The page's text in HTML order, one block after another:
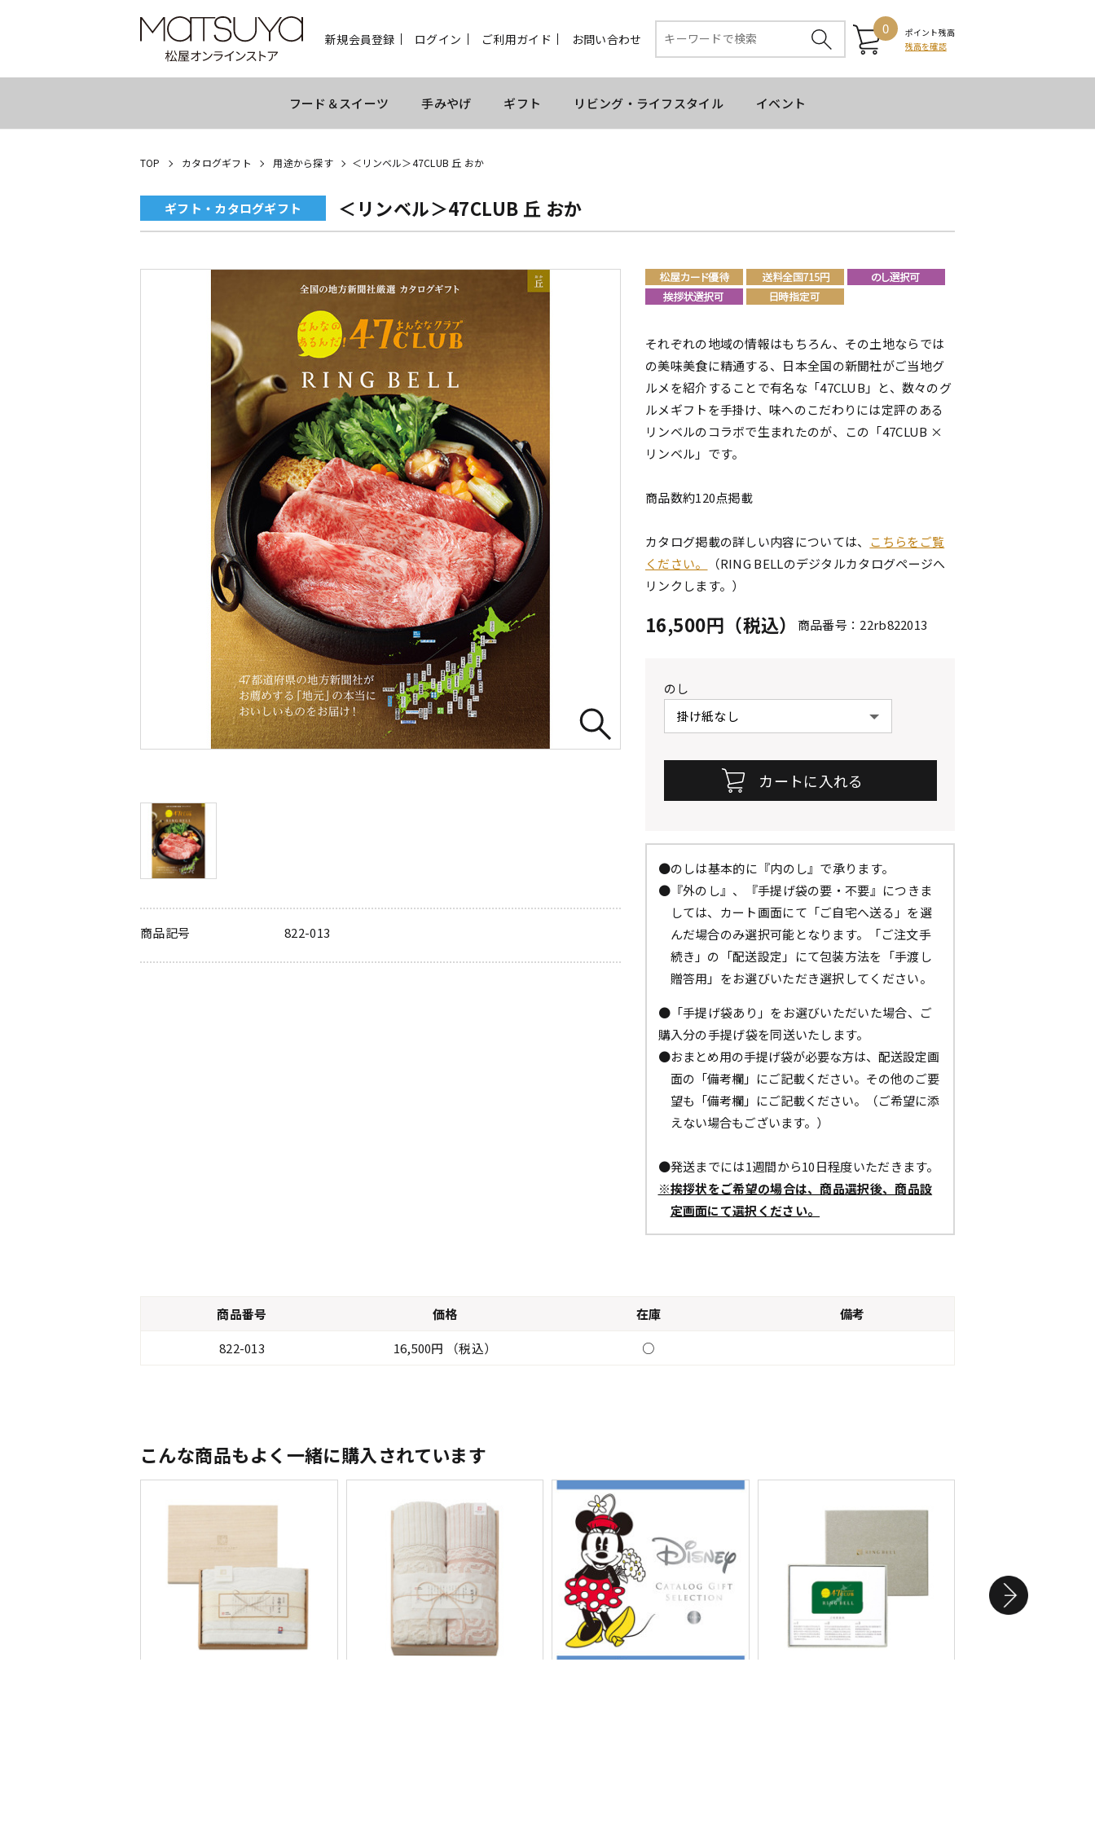
新規会員登録 ログイン ご利用ガイド お問い合わせ
0
ポイント残高
残高を確認
フード＆スイーツ 手みやげ ギフト リビング・ライフスタイル イベント
TOP カタログギフト 用途から探す ＜リンベル＞47CLUB 丘 おか
ギフト・カタログギフト ＜リンベル＞47CLUB 丘 おか
商品記号 822-013
それぞれの地域の情報はもちろん、その土地ならでは
の美味美食に精通する、日本全国の新聞社がご当地グ
ルメを紹介することで有名な「47CLUB」と、数々のグ
ルメギフトを手掛け、味へのこだわりには定評のある
リンベルのコラボで生まれたのが、この「47CLUB ×
リンベル」です。
商品数約120点掲載
カタログ掲載の詳しい内容については、 こちらをご覧
ください。
（RING BELLのデジタルカタログページへ
リンクします。）
16,500円（税込） 商品番号：22rb822013
のし
●のしは基本的に『内のし』で承ります。
●『外のし』、『手提げ袋の要・不要』につきま
しては、カート画面にて「ご自宅へ送る」を選
んだ場合のみ選択可能となります。「ご注文手
続き」の「配送設定」にて包装方法を「手渡し
贈答用」をお選びいただき選択してください。
●「手提げ袋あり」をお選びいただいた場合、ご
購入分の手提げ袋を同送いたします。
●おまとめ用の手提げ袋が必要な方は、配送設定画
面の「備考欄」にご記載ください。その他のご要
望も「備考欄」にご記載ください。（ご希望に添
えない場合もございます。）
●発送までには1週間から10日程度いただきます。
※挨拶状をご希望の場合は、商品選択後、商品設
定画面にて選択ください。
商品番号 価格 在庫
備考
822-013
16,500円 （税込） ○
こんな商品もよく一緒に購入されています